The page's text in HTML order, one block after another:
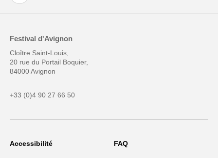
Festival d'Avignon
Cloître Saint-Louis,
20 rue du Portail Boquier,
84000 Avignon
+33 (0)4 90 27 66 50
Accessibilité FAQ